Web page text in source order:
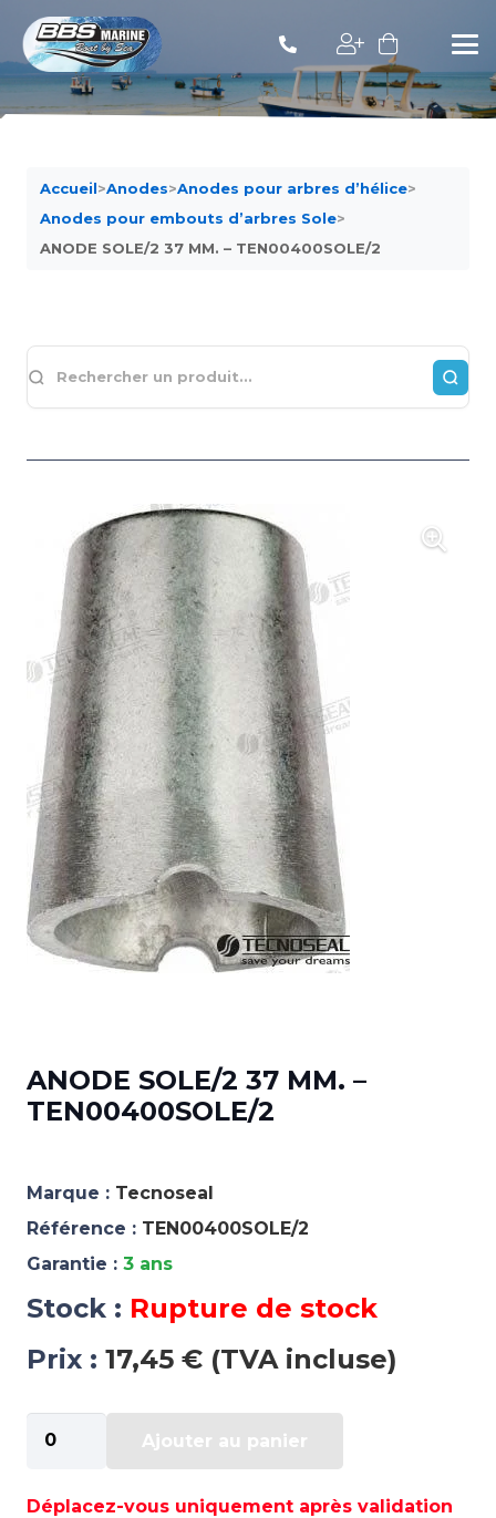
Accueil>Anodes>Anodes pour arbres d’hélice>
Anodes pour embouts d’arbres Sole>
ANODE SOLE/2 37 MM. – TEN00400SOLE/2
ANODE SOLE/2 37 MM. –
TEN00400SOLE/2
Marque : Tecnoseal
Référence : TEN00400SOLE/2
Garantie : 3 ans
Stock : Rupture de stock
Prix : 17,45 € (TVA incluse)
de
SOLE/2
Ajouter au panier
Déplacez-vous uniquement après validation